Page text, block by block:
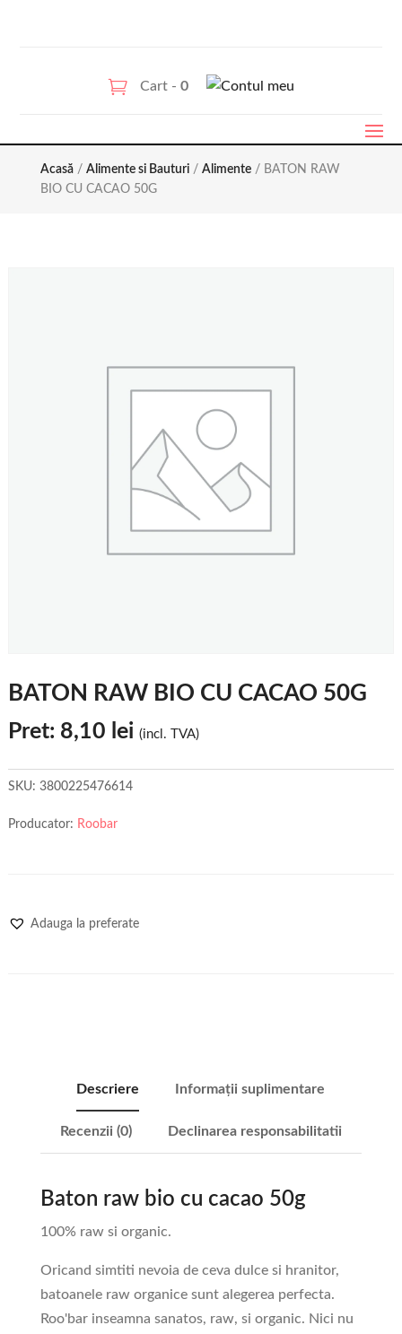
Cart - 0
Acasă/ Alimente si Bauturi/ Alimente/ BATON RAW
BIO CU CACAO 50G
BATON RAW BIO CU CACAO 50G
Pret: 8,10 lei (incl. TVA)
SKU: 3800225476614
Producator: Roobar
Adauga la preferate
Descriere Informații suplimentare
Recenzii (0) Declinarea responsabilitatii
Baton raw bio cu cacao 50g
100% raw si organic.
Oricand simtiti nevoia de ceva dulce si hranitor,
batoanele raw organice sunt alegerea perfecta.
Roo'bar inseamna sanatos, raw, si organic. Nici nu